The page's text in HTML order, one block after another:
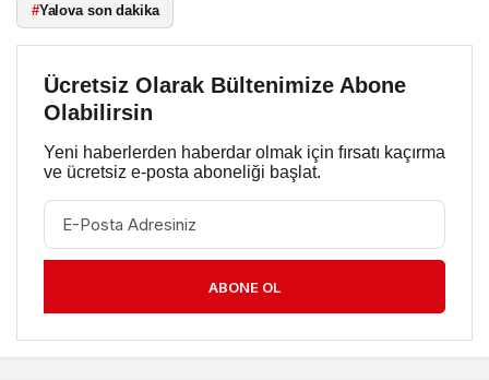
#Yalova son dakika
Ücretsiz Olarak Bültenimize Abone
Olabilirsin
Yeni haberlerden haberdar olmak için fırsatı kaçırma
ve ücretsiz e-posta aboneliği başlat.
ABONE OL